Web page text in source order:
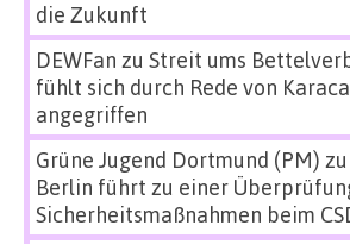
die Zukunft
DEWFan zu Streit ums
fühlt sich durch Rede von
angegriffen
Grüne Jugend Dortmund (PM) zu
Berlin führt zu einer
Sicherheitsmaßnahmen beim